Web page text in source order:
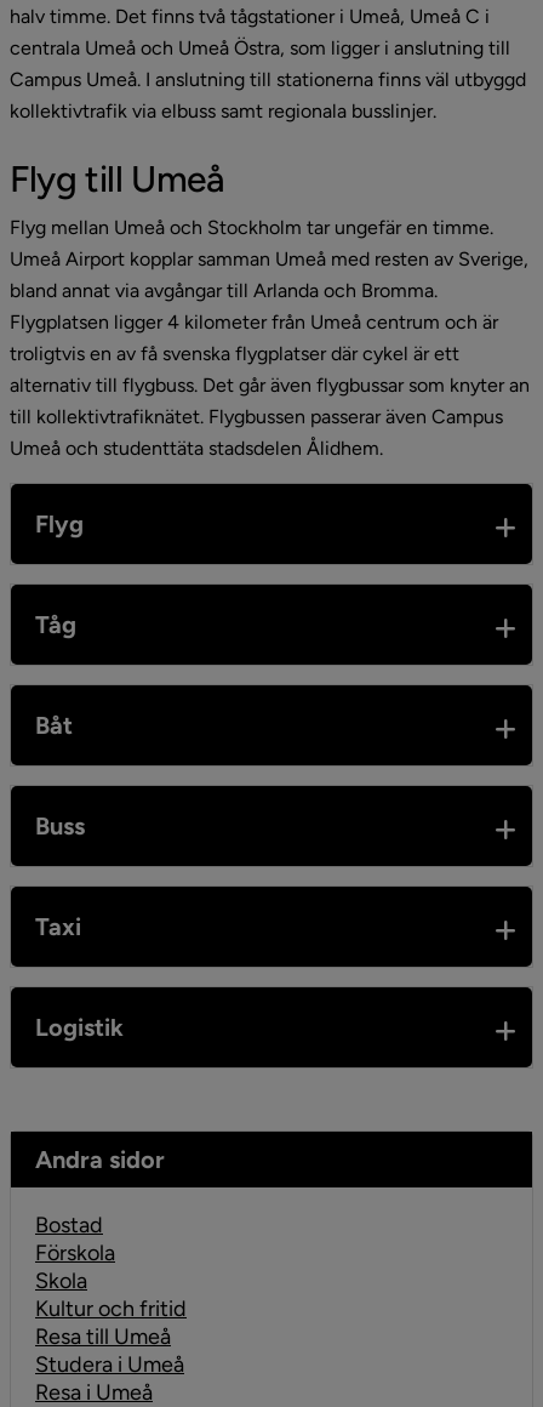
halv timme. Det finns två tågstationer i Umeå, Umeå C i
centrala Umeå och Umeå Östra, som ligger i anslutning till
Campus Umeå. I anslutning till stationerna finns väl utbyggd
kollektivtrafik via elbuss samt regionala busslinjer.
Flyg till Umeå
Flyg mellan Umeå och Stockholm tar ungefär en timme.
Umeå Airport kopplar samman Umeå med resten av Sverige,
bland annat via avgångar till Arlanda och Bromma.
Flygplatsen ligger 4 kilometer från Umeå centrum och är
troligtvis en av få svenska flygplatser där cykel är ett
alternativ till flygbuss. Det går även flygbussar som knyter an
till kollektivtrafiknätet. Flygbussen passerar även Campus
Umeå och studenttäta stadsdelen Ålidhem.
Flyg
Tåg
Båt
Buss
Taxi
Logistik
Andra sidor
Bostad
Förskola
Skola
Kultur och fritid
Resa till Umeå
Studera i Umeå
Resa i Umeå